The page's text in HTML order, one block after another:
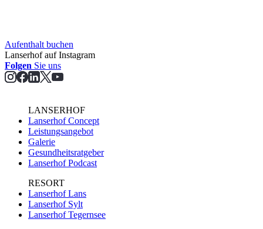
Aufent­halt buchen
Lanserhof auf Instagram
Folgen Sie uns
LANSERHOF
Lanserhof Concept
Leistungsangebot
Galerie
Gesundheitsratgeber
Lanserhof Podcast
RESORT
Lanserhof Lans
Lanserhof Sylt
Lanserhof Tegernsee